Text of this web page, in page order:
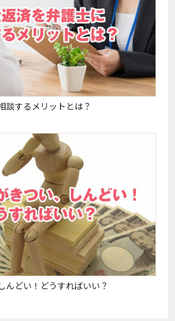
談するメリットとは？
んどい！どうすればいい？